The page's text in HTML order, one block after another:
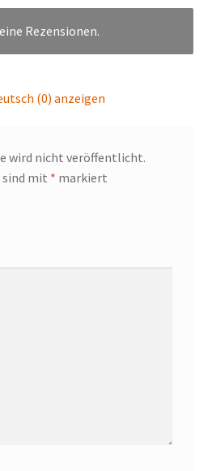
Rezensionen.
(0) anzeigen
wird nicht veröffentlicht.
sind mit * markiert